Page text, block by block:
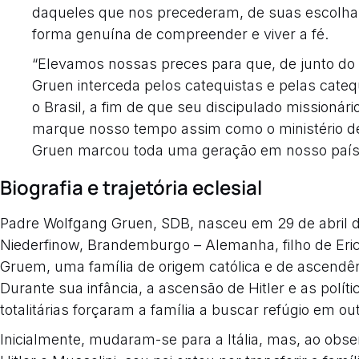
daqueles que nos precederam, de suas
forma genuína de compreender e viver a fé.
“Elevamos nossas preces para que, de junto do
Gruen interceda pelos catequistas e pelas
o Brasil, a fim de que seu discipulado
marque nosso tempo assim como o ministério
Gruen marcou toda uma geração em nosso
Biografia e trajetória eclesial
Padre Wolfgang Gruen, SDB, nasceu em 29 de abril
Niederfinow, Brandemburgo – Alemanha, filho de
Gruem, uma família de origem católica e de
Durante sua infância, a ascensão de Hitler e as
totalitárias forçaram a família a buscar refúgio em
Inicialmente, mudaram-se para a Itália, mas, ao